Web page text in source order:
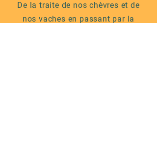
De la traite de nos chèvres et de
nos vaches en passant par la